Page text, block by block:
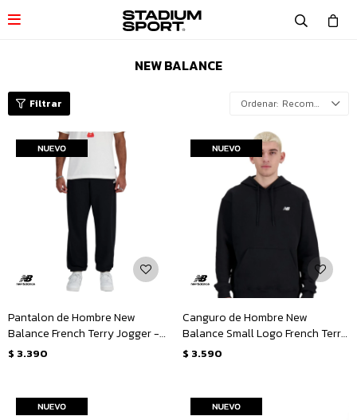

NEW BALANCE
Recomendados
Pantalon de Hombre New
Balance French Terry Jogger -
Negro
$ 3.390
Canguro de Hombre New
Balance Small Logo French Terry
Hoodie - Negro
$ 3.590